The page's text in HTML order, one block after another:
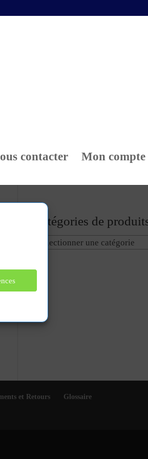
contacter Mon compte
Catégories de
Sélectionner une catégorie
et Retours Glossaire